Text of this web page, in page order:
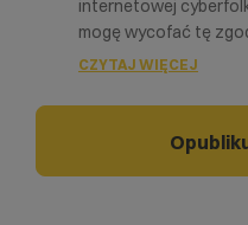
internetowej
mogę wycofać tę
CZYTAJ WIĘCEJ